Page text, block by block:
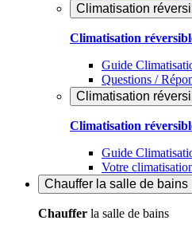
Climatisation
Climatisation
Guide
Questions /
Climatisation
Climatisation
Guide
Votre
Chauffer la salle de bains
Chauffer la salle de bains